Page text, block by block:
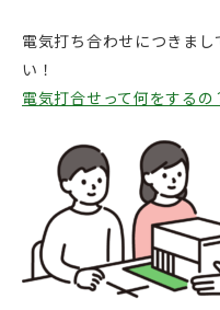
電気打ち合わせにつきま
い！
電気打合せって何をするの